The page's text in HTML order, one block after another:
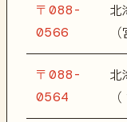
〒088-
0566
北
〒088-
0564
北